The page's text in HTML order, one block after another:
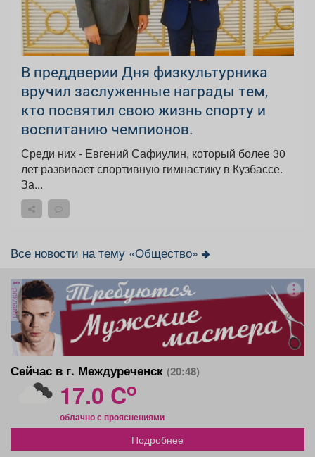
В преддверии Дня физкультурника
вручил заслуженные награды тем,
кто посвятил свою жизнь спорту и
воспитанию чемпионов.
Среди них - Евгений Сафиулин, который более 30
лет развивает спортивную гимнастику в Кузбассе.
За...
Все новости на тему «Общество»
реклама
Сейчас в г. Междуреченск (20:48)
17.0 Co
облачно с прояснениями
Подробнее